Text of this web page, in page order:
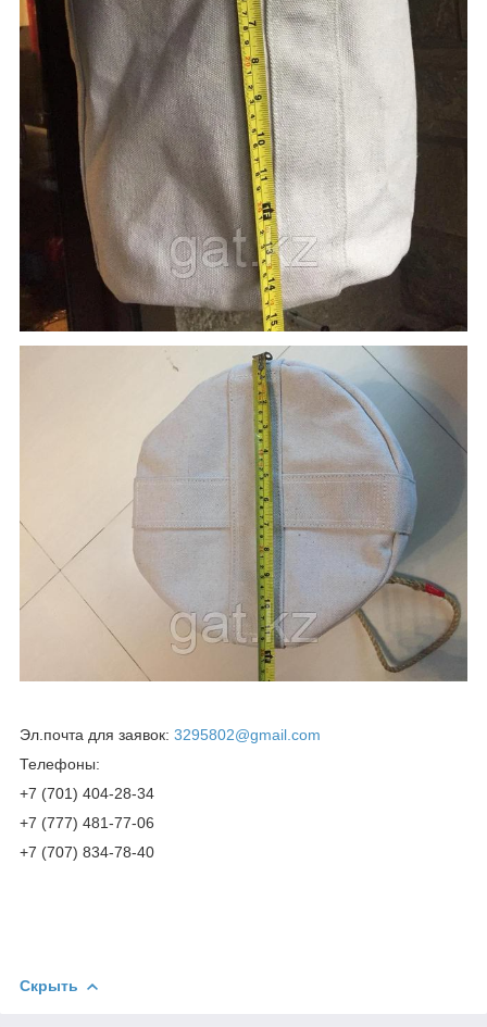
Эл.почта для заявок: 3295802@gmail.com
Телефоны:
+7 (701) 404-28-34
+7 (777) 481-77-06
+7 (707) 834-78-40
Скрыть